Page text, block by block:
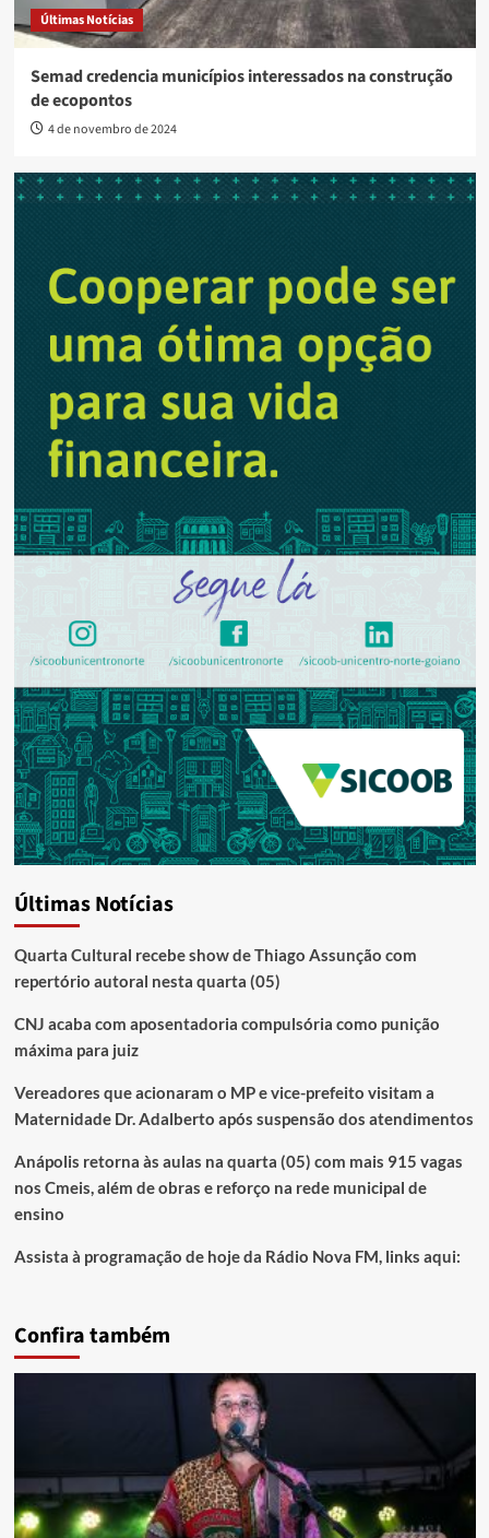
Últimas Notícias
Semad credencia municípios interessados na construção
de ecopontos
4 de novembro de 2024
Últimas Notícias
Quarta Cultural recebe show de Thiago Assunção com
repertório autoral nesta quarta (05)
CNJ acaba com aposentadoria compulsória como punição
máxima para juiz
Vereadores que acionaram o MP e vice-prefeito visitam a
Maternidade Dr. Adalberto após suspensão dos atendimentos
Anápolis retorna às aulas na quarta (05) com mais 915 vagas
nos Cmeis, além de obras e reforço na rede municipal de
ensino
Assista à programação de hoje da Rádio Nova FM, links aqui:
Confira também